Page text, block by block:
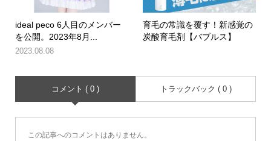
ideal peco 6人目のメンバー
を公開。2023年8月...
2023.08.08
育毛の常識を覆す！新感覚の
炭酸育毛剤【バブルス】
コメント ( 0 ) トラックバック ( 0 )
この記事へのコメントはありません。